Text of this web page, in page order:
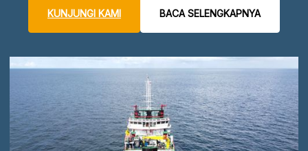
KUNJUNGI KAMI BACA SELENGKAPNYA